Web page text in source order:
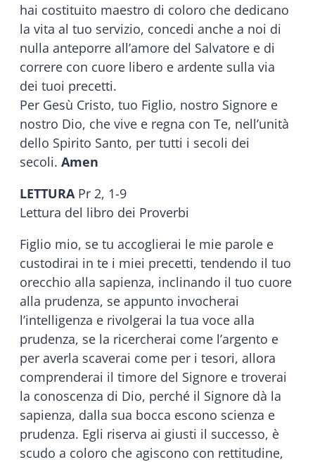
hai costituito maestro di coloro che dedicano
la vita al tuo servizio, concedi anche a noi di
nulla anteporre all’amore del Salvatore e di
correre con cuore libero e ardente sulla via
dei tuoi precetti.
Per Gesù Cristo, tuo Figlio, nostro Signore e
nostro Dio, che vive e regna con Te, nell’unità
dello Spirito Santo, per tutti i secoli dei
secoli. Amen
LETTURA Pr 2, 1-9
Lettura del libro dei Proverbi
Figlio mio, se tu accoglierai le mie parole e
custodirai in te i miei precetti, tendendo il tuo
orecchio alla sapienza, inclinando il tuo cuore
alla prudenza, se appunto invocherai
l’intelligenza e rivolgerai la tua voce alla
prudenza, se la ricercherai come l’argento e
per averla scaverai come per i tesori, allora
comprenderai il timore del Signore e troverai
la conoscenza di Dio, perché il Signore dà la
sapienza, dalla sua bocca escono scienza e
prudenza. Egli riserva ai giusti il successo, è
scudo a coloro che agiscono con rettitudine,